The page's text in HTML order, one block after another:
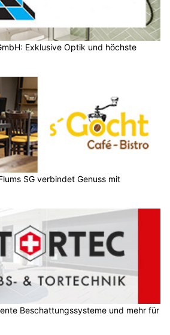
Exklusive Optik und höchste
SG verbindet Genuss mit
Beschattungssysteme und mehr für